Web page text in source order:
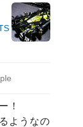
！
ようなの